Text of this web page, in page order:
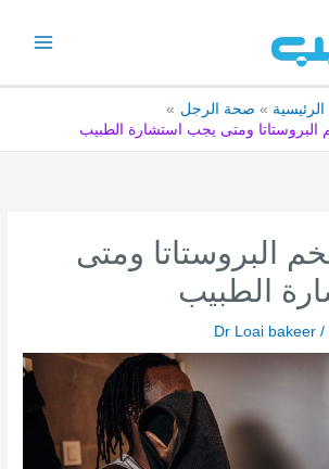
الرئيسية
صحة الرجل
ومتى يجب استشارة الطبيب
البروستاتا ومتى
الطبيب
Dr Loai bakeer /